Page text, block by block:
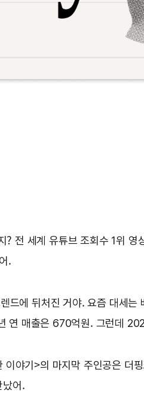
전 세계 유튜브 조회수 1위 영
.
드에 뒤처진 거야. 요즘 대세
연 매출은 670억원. 그런데
야기>의 마지막 주인공은 더
났어.